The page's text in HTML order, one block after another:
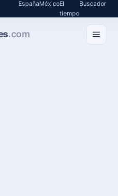
EspañaMéxicoEl
tiempo
Buscador
.com